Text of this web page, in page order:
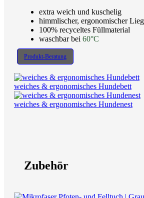
extra weich und kuschelig
himmlischer, ergonomischer
100% recyceltes Füllmaterial
waschbar bei 60°C
Produkt-Beratung
weiches & ergonomisches Hundebett
weiches & ergonomisches Hundenest
Zubehör